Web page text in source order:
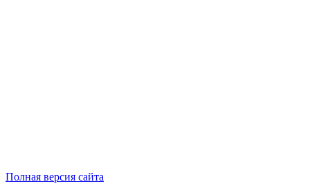
Полная версия сайта